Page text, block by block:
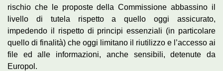
rischio che le proposte della Commissione abbassino il
livello di tutela rispetto a quello oggi assicurato,
impedendo il rispetto di principi essenziali (in particolare
quello di finalità) che oggi limitano il riutilizzo e l’accesso ai
file ed alle informazioni, anche sensibili, detenute da
Europol.